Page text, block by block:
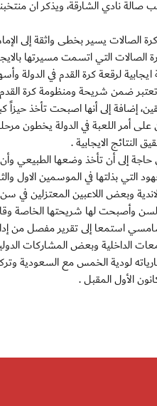
نادي الشارقة، ويذكر ان
يسير بخطى واثقة إلى
الصالات التي اتسمت مسيرتها
ايجابية لرقعة كرة القدم في
تعتبر ضمن شريحة ومنظومة كرة
إضافة إلى أنها اصبحت تأخذ حيزاً
على أمر اللعبة في الدولة
النتائج الايجابية .
إلى أن تأخذ وضعها الطبيعي
التي بذلتها في الموسمين الاول
وبعض اللاعبين المعتزلين في
وأصبحت لها شريحتها الخاصة
استمعا إلى تقرير مفصل من
الداخلية وبعض المشاركات
لودية الخمس مع السعودية
الأول المقبل .